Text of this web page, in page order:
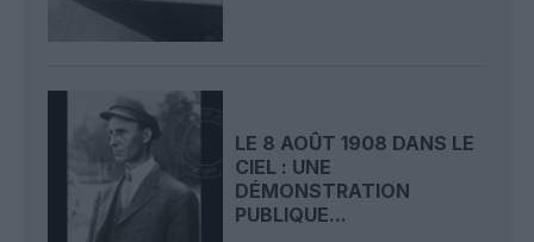
LE 8 AOÛT 1908 DANS LE
CIEL : UNE
DÉMONSTRATION
PUBLIQUE...